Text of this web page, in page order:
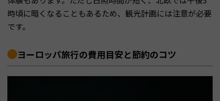
時頃に暗くなることもあるため、観光計画には注意が必要
です。
ヨーロッパ旅行の費用目安と節約のコツ